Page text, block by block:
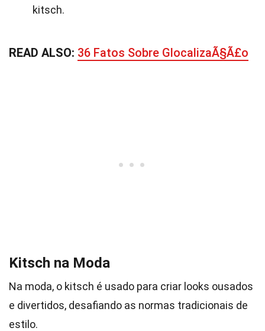
kitsch.
READ ALSO: 36 Fatos Sobre GlocalizaÃ§Ã£o
Kitsch na Moda
Na moda, o kitsch é usado para criar looks ousados
e divertidos, desafiando as normas tradicionais de
estilo.